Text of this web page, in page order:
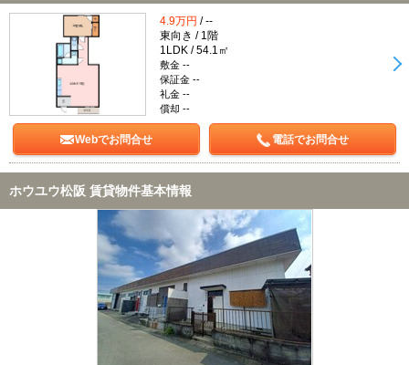
4.9万円 / --
東向き / 1階
1LDK / 54.1㎡
敷金 --
保証金 --
礼金 --
償却 --
Webでお問合せ 電話でお問合せ
ホウユウ松阪 賃貸物件基本情報